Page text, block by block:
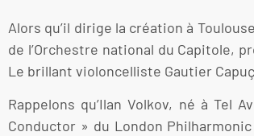
Alors qu’il dirige la création à
de l’Orchestre national du Capitole,
Le brillant violoncelliste Gautier
Rappelons qu’Ilan Volkov, né à Tel
Conductor » du London